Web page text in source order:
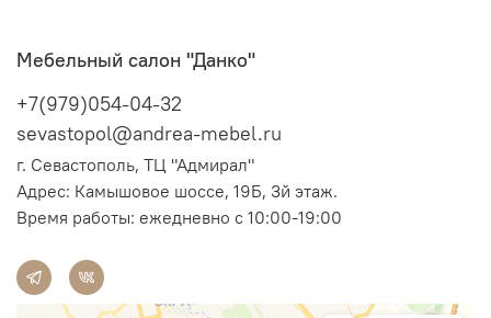
Мебельный салон "Данко"
+7(979)054-04-32
sevastopol@andrea-mebel.ru
г. Севастополь, ТЦ "Адмирал"
Адрес: Камышовое шоссе, 19Б, 3й этаж.
Время работы: ежедневно с 10:00-19:00